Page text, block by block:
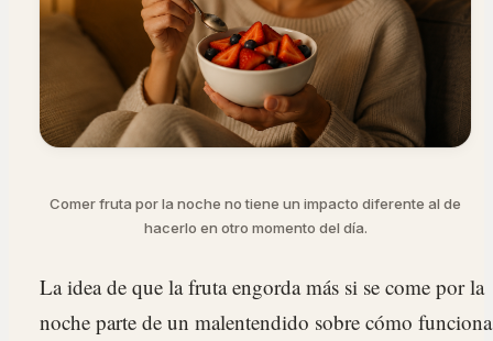
Comer fruta por la noche no tiene un impacto diferente al de
hacerlo en otro momento del día.
La idea de que la fruta engorda más si se come por la
noche parte de un malentendido sobre cómo